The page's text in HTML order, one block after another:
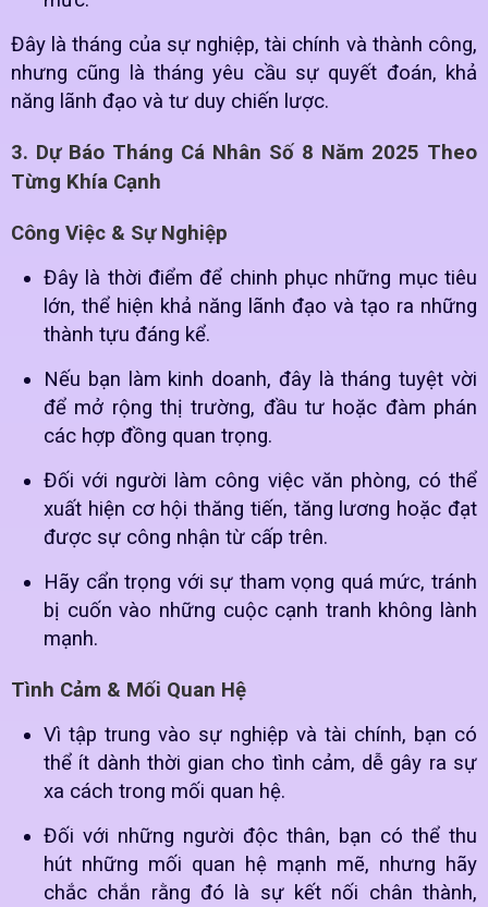
Đây là tháng của sự nghiệp, tài chính và thành công,
nhưng cũng là tháng yêu cầu sự quyết đoán, khả
năng lãnh đạo và tư duy chiến lược.
3. Dự Báo Tháng Cá Nhân Số 8 Năm 2025 Theo
Từng Khía Cạnh
Công Việc & Sự Nghiệp
Đây là thời điểm để chinh phục những mục tiêu
lớn, thể hiện khả năng lãnh đạo và tạo ra những
thành tựu đáng kể.
Nếu bạn làm kinh doanh, đây là tháng tuyệt vời
để mở rộng thị trường, đầu tư hoặc đàm phán
các hợp đồng quan trọng.
Đối với người làm công việc văn phòng, có thể
xuất hiện cơ hội thăng tiến, tăng lương hoặc đạt
được sự công nhận từ cấp trên.
Hãy cẩn trọng với sự tham vọng quá mức, tránh
bị cuốn vào những cuộc cạnh tranh không lành
mạnh.
Tình Cảm & Mối Quan Hệ
Vì tập trung vào sự nghiệp và tài chính, bạn có
thể ít dành thời gian cho tình cảm, dễ gây ra sự
xa cách trong mối quan hệ.
Đối với những người độc thân, bạn có thể thu
hút những mối quan hệ mạnh mẽ, nhưng hãy
chắc chắn rằng đó là sự kết nối chân thành,